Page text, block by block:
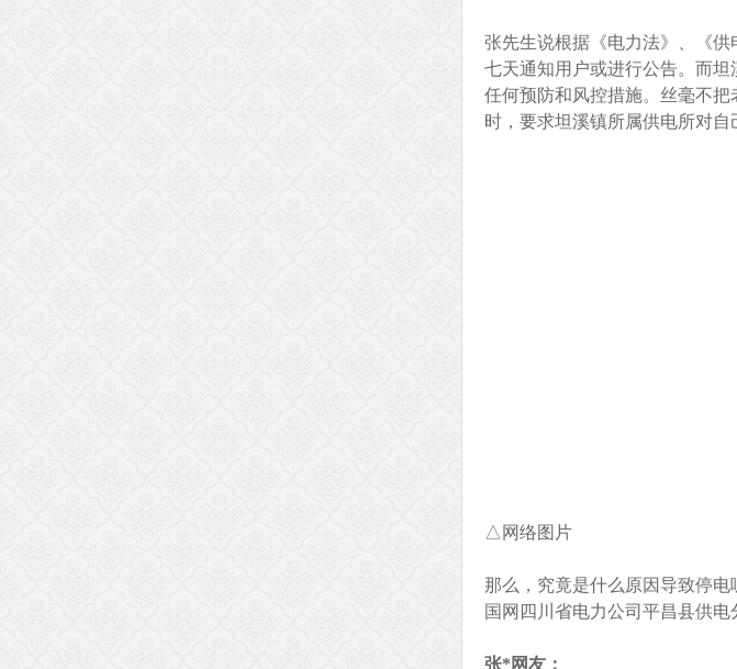
张先生说根据《电力法》、《
七天通知用户或进行公告。而
任何预防和风控措施。丝毫不
时，要求坦溪镇所属供电所对自
△网络图片
那么，究竟是什么原因导致停电
国网四川省电力公司平昌县供电
张*网友：